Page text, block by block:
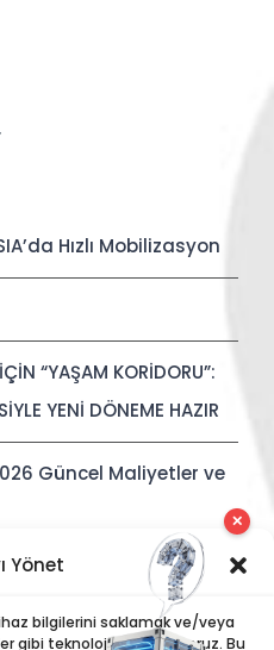
Yönet
bilgilerini saklamak ve/veya
gibi teknolojiler kullanıyoruz. Bu
Hızlı Mobilizasyon
“YAŞAM KORİDORU”:
YENİ DÖNEME HAZIR
Güncel Maliyetler ve
Entegre ve Hızlı İnşa
Yapıları
✕